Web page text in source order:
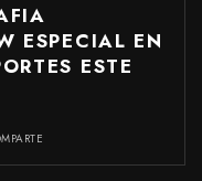
ESPECIAL EN
ESTE